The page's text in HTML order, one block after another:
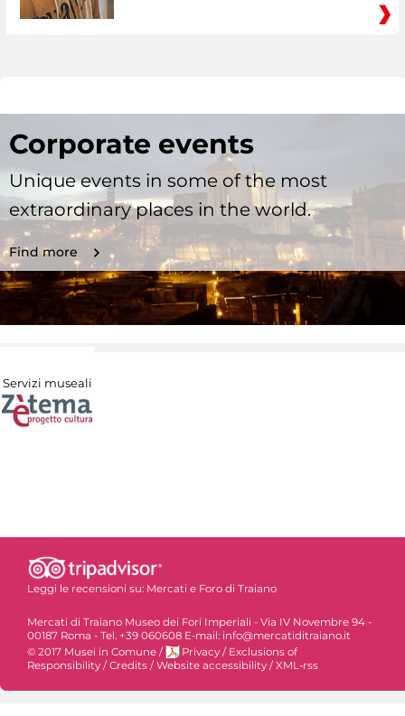
Corporate events
Unique events in some of the most
extraordinary places in the world.
Find more
Servizi museali
Leggi le recensioni su: Mercati e Foro di Traiano
Mercati di Traiano Museo dei Fori Imperiali - Via IV Novembre 94 -
00187 Roma - Tel. +39 060608 E-mail: info@mercatiditraiano.it
© 2017 Musei in Comune / Privacy / Exclusions of
Responsibility / Credits / Website accessibility / XML-rss